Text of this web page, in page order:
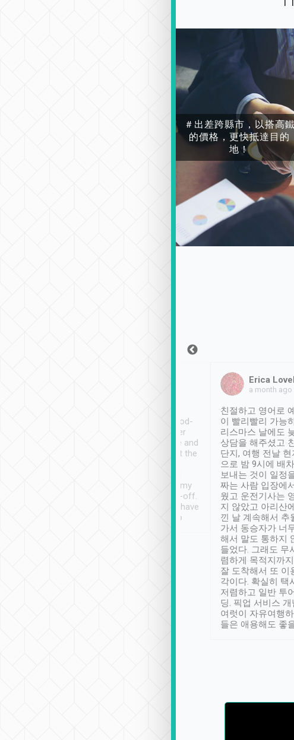
＃出差跨縣市，以搭高鐵
的價格，更快抵達目的
地！
service, vehicles in good-
condition and the driver
service was awesome and
thoughtful. Driver went the
have safely arrived at my
destination after drop-off.
Definitely something I have
not seen elsewhere 👍
Erica
a month ago
친절하고 영어로
이 빨리빨리 가능
리스마스 날에도
상담을 해주셨고
단지, 여행 전날
으로 밤 9시에 배
보내는 것이 일정
짜는 사람 입장에
웠고 운전기사는
지 않았고 아리산
낀 날 계속해서 추
가서 동승자가 너
해서 말도 통하지
들었다. 그래도 무
렴하게 목적지까지
잘 도착해서 또 이
각이다. 확실히 택
저렴하고 일반 투
딩. 픽업 서비스
여럿이 자유여행
들은 애용해도 좋